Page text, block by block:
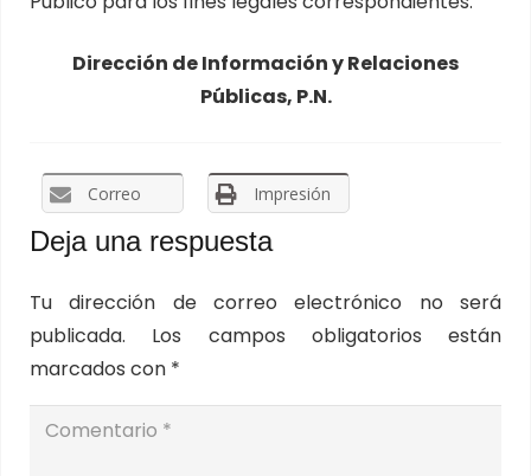
Dirección de Información y Relaciones
Públicas, P.N.
Correo Impresión
Deja una respuesta
Tu dirección de correo electrónico no será
publicada.
Los campos obligatorios están
marcados con *